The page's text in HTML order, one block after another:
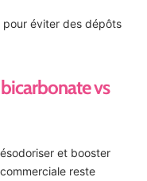
éviter des dépôts
vs
et booster
reste